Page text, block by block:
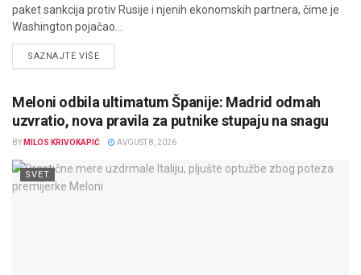
paket sankcija protiv Rusije i njenih ekonomskih partnera, čime je
Washington pojačao...
SAZNAJTE VIŠEDETAILS
Meloni odbila ultimatum Španije: Madrid odmah
uzvratio, nova pravila za putnike stupaju na snagu
BY MILOS KRIVOKAPIĆ AVGUST 8, 2026
SVET